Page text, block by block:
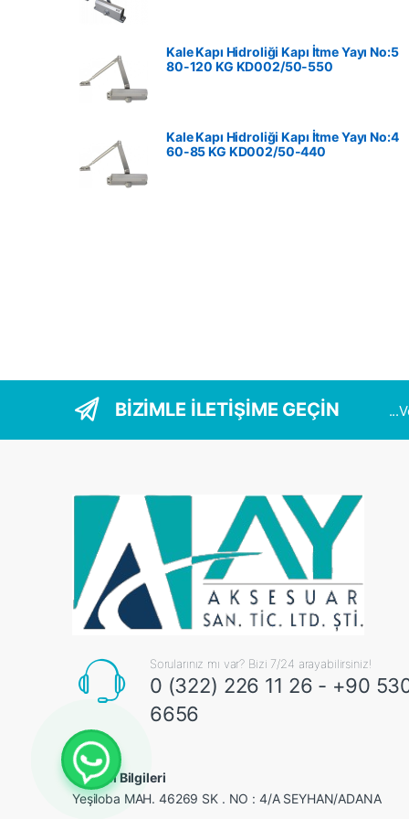
Kale Kapı Hidroliği Kapı İtme Yayı No:5
80-120 KG ‎KD002/50-550
Kale Kapı Hidroliği Kapı İtme Yayı No:4
60-85 KG ‎KD002/50-440
BİZİMLE İLETİŞİME GEÇİN
Sorularınız mı var? Bizi 7/24 arayabilirsiniz!
0 (322) 226 11 26 - +90
6656
İletişim Bilgileri
Yeşiloba MAH. 46269 SK . NO : 4/A SEYHAN/ADANA